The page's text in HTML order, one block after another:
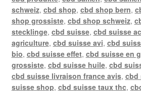
schweiz, cbd shop, cbd shop bern,
shop grossiste, cbd shop schweiz,
stecklinge, cbd suisse, cbd suisse
agriculture, cbd suisse avi, cbd
bio, cbd suisse effet, cbd suisse en
grossiste, cbd suisse huile, cbd
cbd suisse livraison france avis, cbd
suisse shop, cbd suisse taux thc,